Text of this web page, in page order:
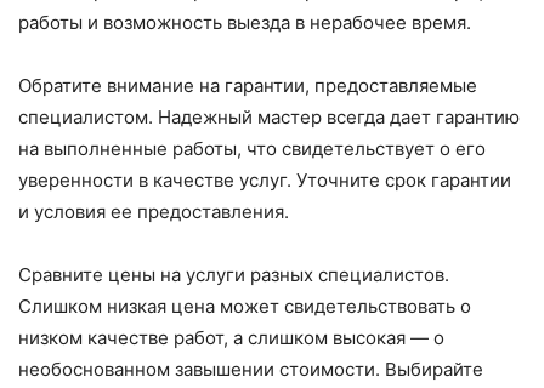
работы и возможность выезда в нерабочее время.
Обратите внимание на гарантии, предоставляемые
специалистом. Надежный мастер всегда дает гарантию
на выполненные работы, что свидетельствует о его
уверенности в качестве услуг. Уточните срок гарантии
и условия ее предоставления.
Сравните цены на услуги разных специалистов.
Слишком низкая цена может свидетельствовать о
низком качестве работ, а слишком высокая — о
необоснованном завышении стоимости. Выбирайте